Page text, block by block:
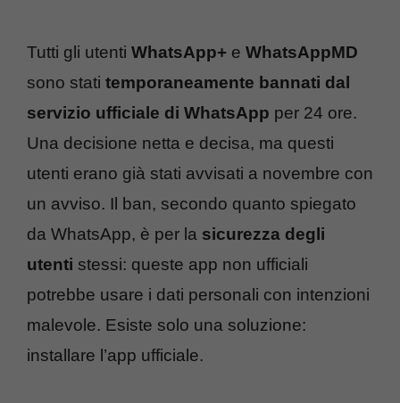
Tutti gli utenti WhatsApp+ e WhatsAppMD
sono stati temporaneamente bannati dal
servizio ufficiale di WhatsApp per 24 ore.
Una decisione netta e decisa, ma questi
utenti erano già stati avvisati a novembre con
un avviso. Il ban, secondo quanto spiegato
da WhatsApp, è per la sicurezza degli
utenti stessi: queste app non ufficiali
potrebbe usare i dati personali con intenzioni
malevole. Esiste solo una soluzione:
installare l’app ufficiale.